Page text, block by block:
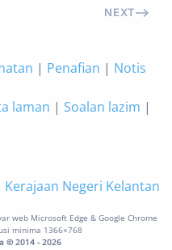
NEXT
| Penafian | Notis
laman | Soalan lazim |
Kerajaan Negeri Kelantan
web Microsoft Edge & Google Chrome
minima 1366×768
© 2014 - 2026